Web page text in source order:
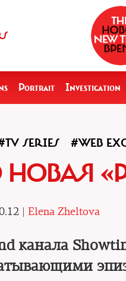
Portrait Investigation
SERIES #WEB
| Elena Zheltova
канала